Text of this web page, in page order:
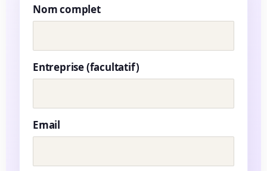
Nom complet
Entreprise (facultatif)
Email